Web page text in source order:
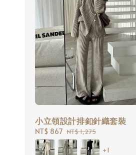
小立領設計排釦針織套裝
Sale
price
NT$ 867 Regular
price
NT$ 1,275
+1